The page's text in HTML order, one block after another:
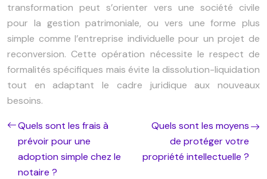
transformation peut s’orienter vers une société civile
pour la gestion patrimoniale, ou vers une forme plus
simple comme l’entreprise individuelle pour un projet de
reconversion. Cette opération nécessite le respect de
formalités spécifiques mais évite la dissolution-liquidation
tout en adaptant le cadre juridique aux nouveaux
besoins.
Quels sont les frais à
prévoir pour une
adoption simple chez le
notaire ?
Quels sont les moyens
de protéger votre
propriété intellectuelle ?